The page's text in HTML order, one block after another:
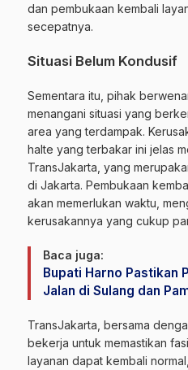
dan pembukaan kembali
secepatnya.
Situasi Belum Kondusif
Sementara itu, pihak
menangani situasi yang
area yang terdampak.
halte yang terbakar ini jelas
TransJakarta, yang
di Jakarta. Pembukaan
akan memerlukan waktu,
kerusakannya yang cukup
Baca juga:
Bupati Harno Pastikan
Jalan di Sulang dan
TransJakarta, bersama
bekerja untuk memastikan
layanan dapat kembali